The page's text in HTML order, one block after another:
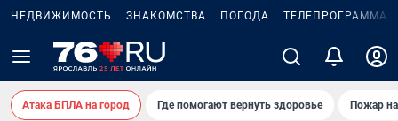
НЕДВИЖИМОСТЬ ЗНАКОМСТВА ПОГОДА ТЕЛЕПРОГРАММА
Атака БПЛА на город Где помогают вернуть здоровье Пожар